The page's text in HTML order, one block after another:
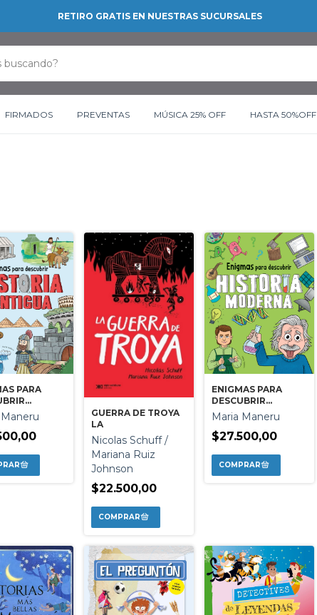
RETIRO GRATIS EN NUESTRAS SUCURSALES
FIRMADOS PREVENTAS MÚSICA 25% OFF HASTA 50%OFF
PARA
ANTIGUA
GUERRA DE TROYA
LA
Nicolas Schuff /
Mariana Ruiz
Johnson
$22.500,00
ENIGMAS PARA
DESCUBRIR
HISTORIA
MODERNA
Maria Maneru
$27.500,00